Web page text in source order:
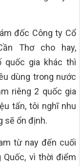
đốc Công ty Cổ
Thơ cho hay,
quốc gia khác thì
dùng trong nước
riêng 2 quốc gia
tấn, tôi nghĩ nhu
sẽ ổn định.
từ nay đến cuối
vì thời điểm